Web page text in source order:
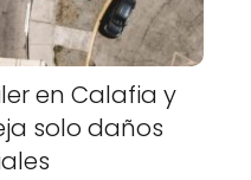
en Calafia y
solo daños